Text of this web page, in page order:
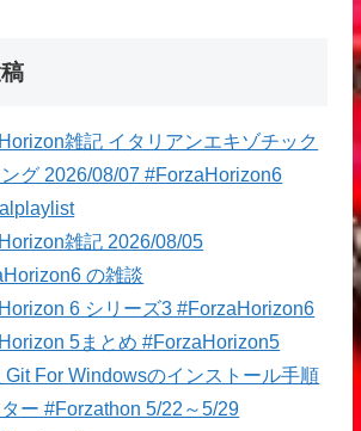
雑記 イタリアンエキゾチック
グ 2026/08/07 #ForzaHorizon6
雑記 2026/08/05
の雑談
6 シリーズ3 #ForzaHorizon6
5まとめ #ForzaHorizon5
Git For Windowsのインストール手順
ー #Forzathon 5/22～5/29